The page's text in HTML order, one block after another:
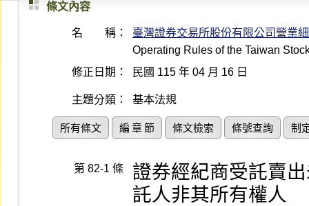
條文內容
名 稱：
臺灣證券交易所股份有限公司營業
Operating Rules of the Taiwan
修正日期：
民國 115 年 04 月 16 日
主題分類： 基本法規
所有條文 編 章 節 條文檢索 條號查詢 制
第 82-1 條
證券經紀商受託賣
託人非其所有權人